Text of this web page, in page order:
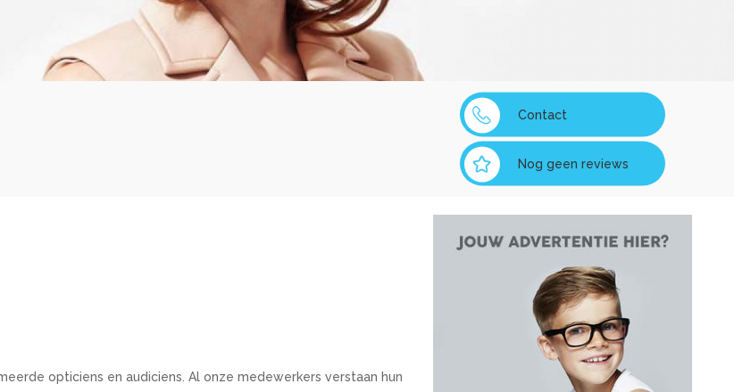
Contact
Nog geen reviews
opticiens en audiciens. Al onze medewerkers verstaan hun